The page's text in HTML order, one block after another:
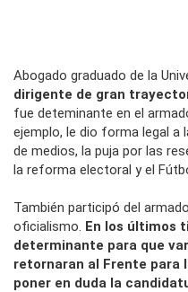
Abogado graduado de la
dirigente de gran
fue deteminante en el
ejemplo, le dio forma legal a
de medios, la puja por las
la reforma electoral y el
También participó del
oficialismo. En los últimos
determinante para que
retornaran al Frente para
poner en duda la